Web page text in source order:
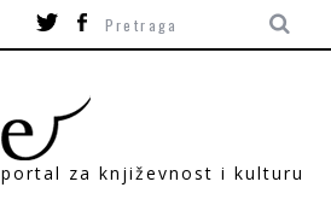
portal za književnost i kulturu